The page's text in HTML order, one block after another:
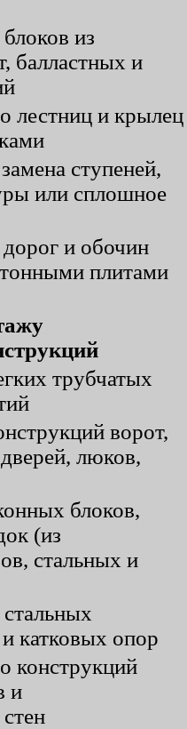
из
балластных и
лестниц и крылец
ступеней,
или сплошное
и обочин
плитами
трубчатых
ворот,
люков,
блоков,
(из
стальных и
катковых опор
конструкций
и